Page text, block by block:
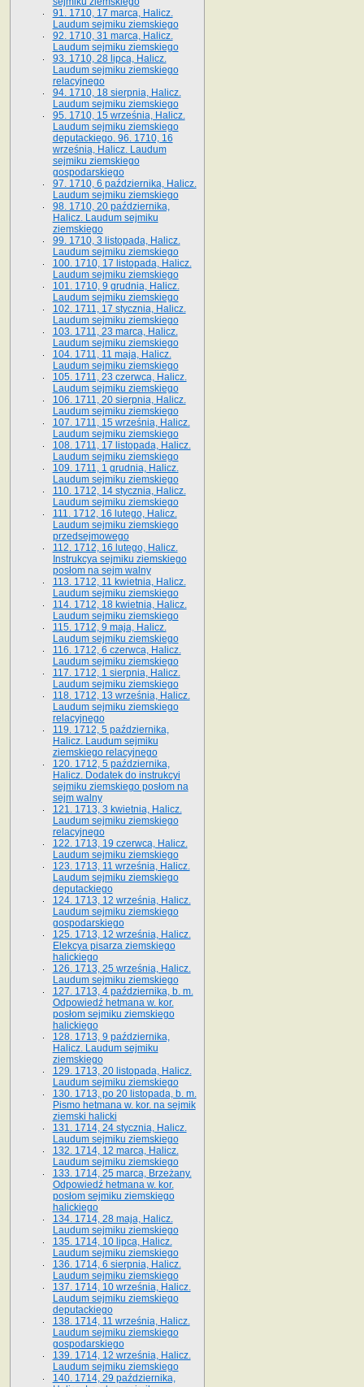
91. 1710, 17 marca, Halicz.
Laudum sejmiku ziemskiego
92. 1710, 31 marca, Halicz.
Laudum sejmiku ziemskiego
93. 1710, 28 lipca, Halicz.
Laudum sejmiku ziemskiego
relacyjnego
94. 1710, 18 sierpnia, Halicz.
Laudum sejmiku ziemskiego
95. 1710, 15 września, Halicz.
Laudum sejmiku ziemskiego
deputackiego. 96. 1710, 16
września, Halicz. Laudum
sejmiku ziemskiego
gospodarskiego
97. 1710, 6 października, Halicz.
Laudum sejmiku ziemskiego
98. 1710, 20 października,
Halicz. Laudum sejmiku
ziemskiego
99. 1710, 3 listopada, Halicz.
Laudum sejmiku ziemskiego
100. 1710, 17 listopada, Halicz.
Laudum sejmiku ziemskiego
101. 1710, 9 grudnia, Halicz.
Laudum sejmiku ziemskiego
102. 1711, 17 stycznia, Halicz.
Laudum sejmiku ziemskiego
103. 1711, 23 marca, Halicz.
Laudum sejmiku ziemskiego
104. 1711, 11 maja, Halicz.
Laudum sejmiku ziemskiego
105. 1711, 23 czerwca, Halicz.
Laudum sejmiku ziemskiego
106. 1711, 20 sierpnia, Halicz.
Laudum sejmiku ziemskiego
107. 1711, 15 września, Halicz.
Laudum sejmiku ziemskiego
108. 1711, 17 listopada, Halicz.
Laudum sejmiku ziemskiego
109. 1711, 1 grudnia, Halicz.
Laudum sejmiku ziemskiego
110. 1712, 14 stycznia, Halicz.
Laudum sejmiku ziemskiego
111. 1712, 16 lutego, Halicz.
Laudum sejmiku ziemskiego
przedsejmowego
112. 1712, 16 lutego, Halicz.
Instrukcya sejmiku ziemskiego
posłom na sejm walny
113. 1712, 11 kwietnia, Halicz.
Laudum sejmiku ziemskiego
114. 1712, 18 kwietnia, Halicz.
Laudum sejmiku ziemskiego
115. 1712, 9 maja, Halicz.
Laudum sejmiku ziemskiego
116. 1712, 6 czerwca, Halicz.
Laudum sejmiku ziemskiego
117. 1712, 1 sierpnia, Halicz.
Laudum sejmiku ziemskiego
118. 1712, 13 września, Halicz.
Laudum sejmiku ziemskiego
relacyjnego
119. 1712, 5 października,
Halicz. Laudum sejmiku
ziemskiego relacyjnego
120. 1712, 5 października,
Halicz. Dodatek do instrukcyi
sejmiku ziemskiego posłom na
sejm walny
121. 1713, 3 kwietnia, Halicz.
Laudum sejmiku ziemskiego
relacyjnego
122. 1713, 19 czerwca, Halicz.
Laudum sejmiku ziemskiego
123. 1713, 11 września, Halicz.
Laudum sejmiku ziemskiego
deputackiego
124. 1713, 12 września, Halicz.
Laudum sejmiku ziemskiego
gospodarskiego
125. 1713, 12 września, Halicz.
Elekcya pisarza ziemskiego
halickiego
126. 1713, 25 września, Halicz.
Laudum sejmiku ziemskiego
127. 1713, 4 października, b. m.
Odpowiedź hetmana w. kor.
posłom sejmiku ziemskiego
halickiego
128. 1713, 9 października,
Halicz. Laudum sejmiku
ziemskiego
129. 1713, 20 listopada, Halicz.
Laudum sejmiku ziemskiego
130. 1713, po 20 listopada, b. m.
Pismo hetmana w. kor. na sejmik
ziemski halicki
131. 1714, 24 stycznia, Halicz.
Laudum sejmiku ziemskiego
132. 1714, 12 marca, Halicz.
Laudum sejmiku ziemskiego
133. 1714, 25 marca, Brzeżany.
Odpowiedź hetmana w. kor.
posłom sejmiku ziemskiego
halickiego
134. 1714, 28 maja, Halicz.
Laudum sejmiku ziemskiego
135. 1714, 10 lipca, Halicz.
Laudum sejmiku ziemskiego
136. 1714, 6 sierpnia, Halicz.
Laudum sejmiku ziemskiego
137. 1714, 10 września, Halicz.
Laudum sejmiku ziemskiego
deputackiego
138. 1714, 11 września, Halicz.
Laudum sejmiku ziemskiego
gospodarskiego
139. 1714, 12 września, Halicz.
Laudum sejmiku ziemskiego
140. 1714, 29 października,